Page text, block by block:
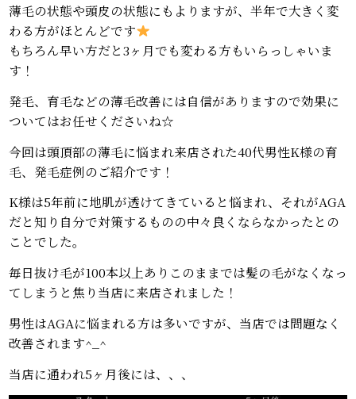
薄毛の状態や頭皮の状態にもよりますが、半年で大きく変
わる方がほとんどです
もちろん早い方だと3ヶ月でも変わる方もいらっしゃいま
す！
発毛、育毛などの薄毛改善には自信がありますので効果に
ついてはお任せくださいね☆
今回は頭頂部の薄毛に悩まれ来店された40代男性K様の育
毛、発毛症例のご紹介です！
K様は5年前に地肌が透けてきていると悩まれ、それがAGA
だと知り自分で対策するものの中々良くならなかったとの
ことでした。
毎日抜け毛が100本以上ありこのままでは髪の毛がなくなっ
てしまうと焦り当店に来店されました！
男性はAGAに悩まれる方は多いですが、当店では問題なく
改善されます^_^
当店に通われ5ヶ月後には、、、